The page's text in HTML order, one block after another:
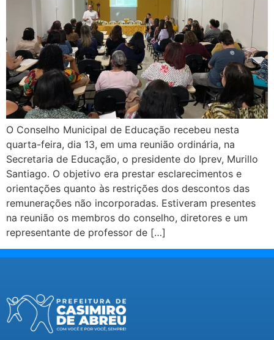
O Conselho Municipal de Educação recebeu nesta
quarta-feira, dia 13, em uma reunião ordinária, na
Secretaria de Educação, o presidente do Iprev, Murillo
Santiago. O objetivo era prestar esclarecimentos e
orientações quanto às restrições dos descontos das
remunerações não incorporadas. Estiveram presentes
na reunião os membros do conselho, diretores e um
representante de professor de […]